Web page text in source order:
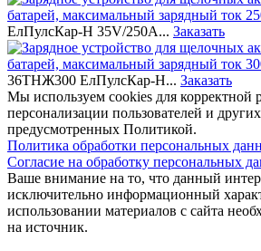
ЕлПулсКар-Н 35V/250A... Заказать
36ТНЖ300 ЕлПулсКар-Н... Заказать
Мы используем cookies для корректной
персонализации пользователей и
предусмотренных Политикой.
Политика обработки персональных
Согласие на обработку персональных
Ваше внимание на то, что данный
исключительно информационный
использовании материалов c сайта
на источник.